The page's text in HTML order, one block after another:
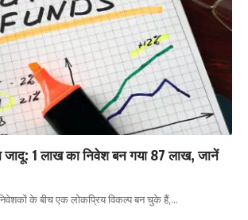
1 लाख का निवेश बन गया 87 लाख, जानें
के बीच एक लोकप्रिय विकल्प बन चुके हैं,…